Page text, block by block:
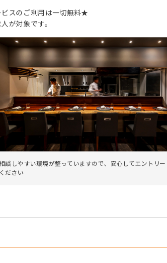
スのご利用は一切無料★
が対象です。
相談しやすい環境が整っていますので、安心してエントリー
ください